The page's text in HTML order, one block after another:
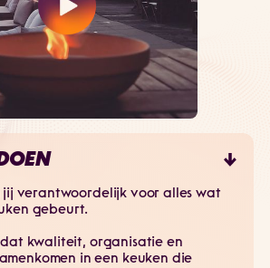
jij verantwoordelijk voor alles wat
gebeurt.
kwaliteit, organisatie en
in een keuken die